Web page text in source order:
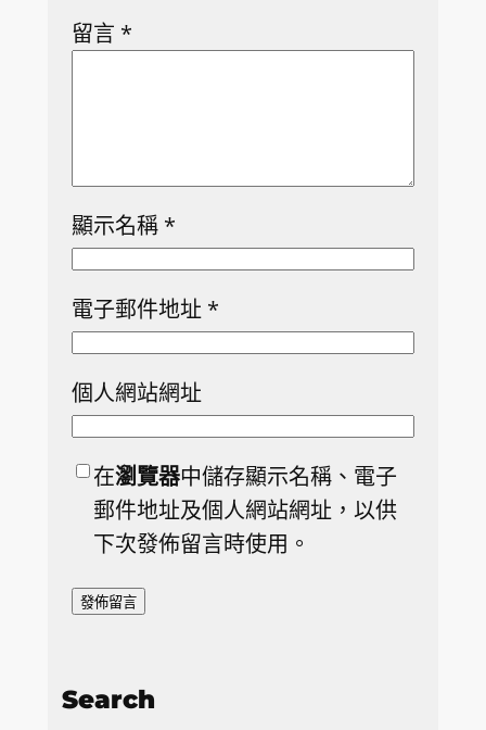
留言 *
顯示名稱 *
電子郵件地址 *
個人網站網址
在瀏覽器中儲存顯示名稱、電子
郵件地址及個人網站網址，以供
下次發佈留言時使用。
Search